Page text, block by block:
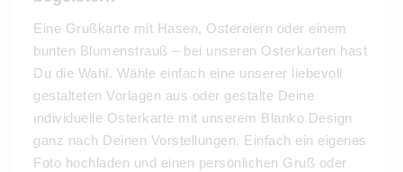
Eine Grußkarte mit Hasen, Ostereiern oder einem
bunten Blumenstrauß – bei unseren Osterkarten hast
Du die Wahl. Wähle einfach eine unserer liebevoll
gestalteten Vorlagen aus oder gestalte Deine
individuelle Osterkarte mit unserem Blanko Design
ganz nach Deinen Vorstellungen. Einfach ein eigenes
Foto hochladen und einen persönlichen Gruß oder